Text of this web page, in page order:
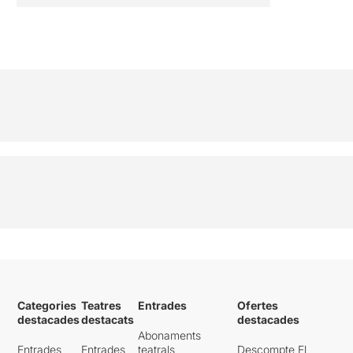
Categories
destacades
Entrades
Teatres
destacats
Entrades
Entrades
Abonaments
teatrals
Ofertes
destacades
Descompte El